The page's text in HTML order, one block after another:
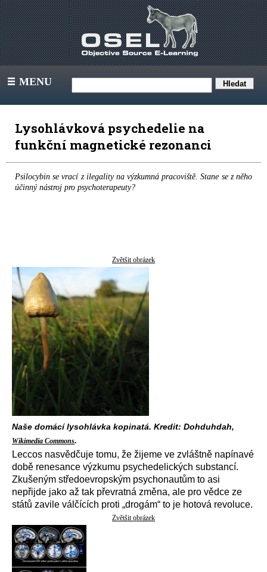
III MENU
Lysohlávková psychedelie na
funkční magnetické rezonanci
Psilocybin se vrací z ilegality na výzkumná pracoviště. Stane se z něho
účinný nástroj pro psychoterapeuty?
Zvětšit obrázek
Naše domácí lysohlávka kopinatá. Kredit: Dohduhdah,
Wikimedia Commons.
Leccos nasvědčuje tomu, že žijeme ve zvláštně napínavé
době renesance výzkumu psychedelických substancí.
Zkušeným středoevropským psychonautům to asi
nepřijde jako až tak převratná změna, ale pro vědce ze
států zavile válčících proti „drogám“ to je hotová revoluce.
Zvětšit obrázek